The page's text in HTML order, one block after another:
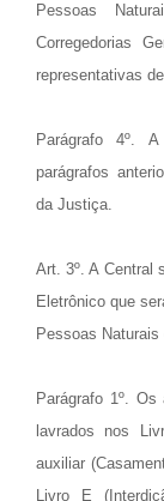
Pessoas
Corregedorias
representativas
Parágrafo 4º.
parágrafos
da Justiça.
Art. 3º. A Central
Eletrônico que
Pessoas
Parágrafo 1º.
lavrados nos
auxiliar
Livro E